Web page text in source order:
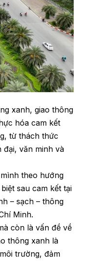
xanh, giao thông
hóa cam kết
từ thách thức
đại, văn minh và
theo hướng
sau cam kết tại
– sạch – thông
Minh.
còn là vấn đề về
thông xanh là
trường, đảm